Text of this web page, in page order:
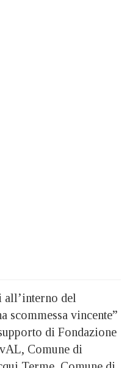
del
scommessa vincente”
di Fondazione
Comune di